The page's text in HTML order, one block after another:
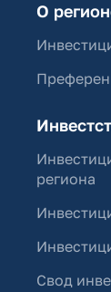
О
региона
Свод